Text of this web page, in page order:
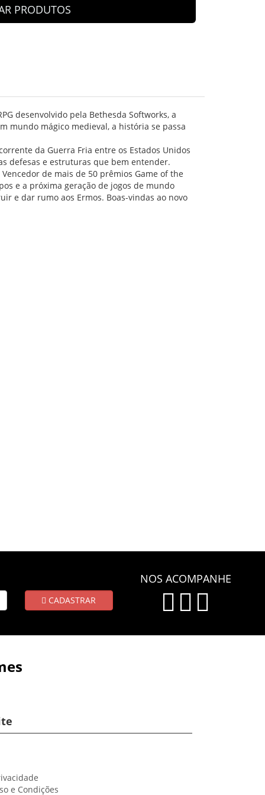
PRODUTOS
desenvolvido pela Bethesda Softworks, a
mundo mágico medieval, a história se passa
da Guerra Fria entre os Estados Unidos
defesas e estruturas que bem entender.
de mais de 50 prêmios Game of the
e a próxima geração de jogos de mundo
e dar rumo aos Ermos. Boas-vindas ao novo
CADASTRAR
NOS ACOMPANHE
e Condições